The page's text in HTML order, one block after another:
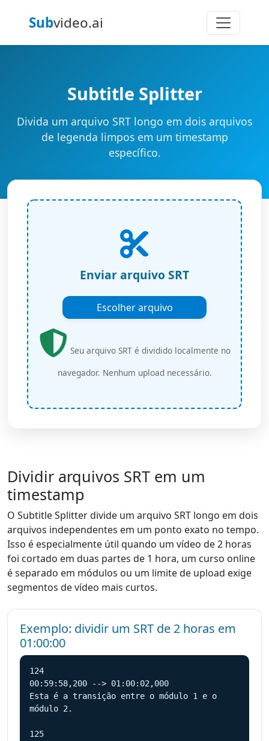
Subvideo.ai
Subtitle Splitter
Divida um arquivo SRT longo em dois arquivos
de legenda limpos em um timestamp
específico.
Enviar arquivo SRT
Escolher arquivo
Seu arquivo SRT é dividido localmente no
navegador. Nenhum upload necessário.
Dividir arquivos SRT em um
timestamp
O Subtitle Splitter divide um arquivo SRT longo em dois
arquivos independentes em um ponto exato no tempo.
Isso é especialmente útil quando um vídeo de 2 horas
foi cortado em duas partes de 1 hora, um curso online
é separado em módulos ou um limite de upload exige
segmentos de vídeo mais curtos.
Exemplo: dividir um SRT de 2 horas em
01:00:00
124
00:59:58,200 --> 01:00:02,000
Esta é a transição entre o módulo 1 e o
módulo 2.
125